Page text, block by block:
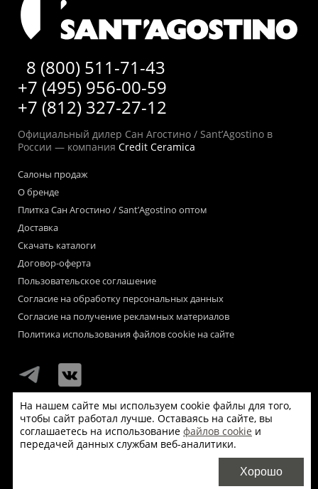
8 (800) 511-71-43
+7 (495) 956-00-59
+7 (812) 327-27-12
Официальный дилер Сан Агостино / Sant’Agostino в
России — компания Credit Ceramica
Салоны продаж
О бренде
Плитка Сан Агостино / Sant’Agostino оптом
Доставка
Скачать каталоги
Договор-оферта
Пользовательское соглашение
Согласие на обработку персональных данных
Согласие на получение рекламных материалов
Политика использования файлов cookie на сайте
Мы используем файлы «cookie» для функционирования сайта.
Если Вас это не устраивает, пожалуйста, покиньте сайт.
На нашем сайте мы используем cookie файлы для того,
чтобы сайт работал лучше. Оставаясь на сайте, вы
соглашаетесь на использование файлов cookie и
передачей данных службам веб-аналитики.
Хорошо